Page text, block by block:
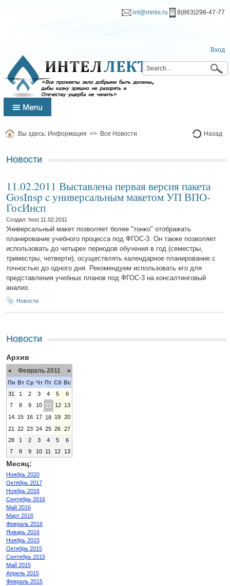
int@mmis.ru 8(863)298-47-77
Вход
Вы здесь: Информация >> Все Новости Назад
Новости
11.02.2011 Выставлена первая версия пакета
GosInsp c универсальным макетом УП ВПО-
ГосИнсп
Создал: host 11.02.2011
Универсальный макет позволяет более "тонко" отображать
планирование учебного процесса под ФГОС-3. Он также позволяет
использовать до четырех периодов обучения в год (семестры,
триместры, четверти), осуществлять календарное планирование с
точностью до одного дня. Рекомендуем использовать его для
представления учебных планов под ФГОС-3 на консалтинговый
анализ.
Новости
Новости
Архив
< Февраль 2011
>
Пн Вт Ср Чт Пт Сб Вс
31
1 2 3 4 5
6
7
8 9 10 11 12
13
14 15 16 17 18 19 20
21
22 23 24 25 26 27
28
1 2 3 4 5
6
7
8 9 10 11 12 13
Месяц:
Ноябрь 2020
Октябрь 2017
Ноябрь 2016
Сентябрь 2016
Май 2016
Март 2016
Февраль 2016
Январь 2016
Ноябрь 2015
Октябрь 2015
Сентябрь 2015
Май 2015
Апрель 2015
Февраль 2015